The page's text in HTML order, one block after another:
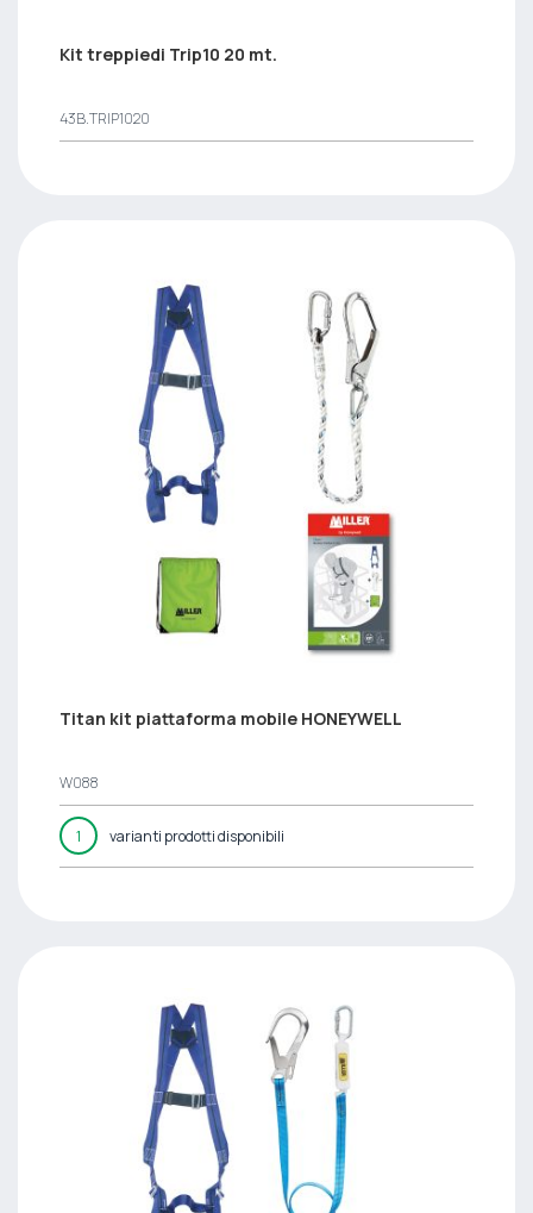
Kit treppiedi Trip10 20 mt.
43B.TRIP1020
Titan kit piattaforma mobile HONEYWELL
W088
1 varianti prodotti disponibili